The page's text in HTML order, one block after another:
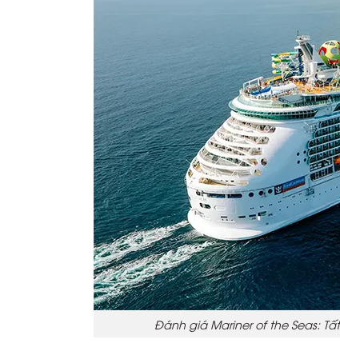
Đánh giá Mariner of the Seas: